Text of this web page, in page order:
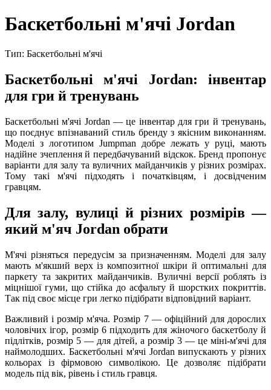
Баскетбольні м'ячі Jordan
Тип: Баскетбольні м'ячі
Баскетбольні м'ячі Jordan: інвентар
для гри й тренувань
Баскетбольні м'ячі Jordan — це інвентар для гри й тренувань,
що поєднує впізнаваний стиль бренду з якісним виконанням.
Моделі з логотипом Jumpman добре лежать у руці, мають
надійне зчеплення й передбачуваний відскок. Бренд пропонує
варіанти для залу та вуличних майданчиків у різних розмірах.
Тому такі м'ячі підходять і початківцям, і досвідченим
гравцям.
Для залу, вулиці й різних розмірів —
який м'яч Jordan обрати
М'ячі різняться передусім за призначенням. Моделі для залу
мають м'якший верх із композитної шкіри й оптимальні для
паркету та закритих майданчиків. Вуличні версії роблять із
міцнішої гуми, що стійка до асфальту й шорстких покриттів.
Так під своє місце гри легко підібрати відповідний варіант.
Важливий і розмір м'яча. Розмір 7 — офіційний для дорослих
чоловічих ігор, розмір 6 підходить для жіночого баскетболу й
підлітків, розмір 5 — для дітей, а розмір 3 — це міні-м'ячі для
наймолодших. Баскетбольні м'ячі Jordan випускають у різних
кольорах із фірмовою символікою. Це дозволяє підібрати
модель під вік, рівень і стиль гравця.